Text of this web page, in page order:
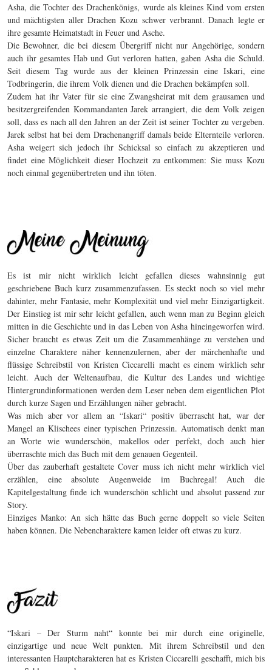
Asha, die Tochter des Drachenkönigs, wurde als kleines Kind vom ersten
und mächtigsten aller Drachen Kozu schwer verbrannt. Danach legte er
ihre gesamte Heimatstadt in Feuer und Asche.
Die Bewohner, die bei diesem Übergriff nicht nur Angehörige, sondern
auch ihr gesamtes Hab und Gut verloren hatten, gaben Asha die Schuld.
Seit diesem Tag wurde aus der kleinen Prinzessin eine Iskari, eine
Todbringerin, die ihrem Volk dienen und die Drachen bekämpfen soll.
Zudem hat ihr Vater für sie eine Zwangsheirat mit dem grausamen und
besitzergreifenden Kommandanten Jarek arrangiert, die dem Volk zeigen
soll, dass es nach all den Jahren an der Zeit ist seiner Tochter zu vergeben.
Jarek selbst hat bei dem Drachenangriff damals beide Elternteile verloren.
Asha weigert sich jedoch ihr Schicksal so einfach zu akzeptieren und
findet eine Möglichkeit dieser Hochzeit zu entkommen: Sie muss Kozu
noch einmal gegenübertreten und ihn töten.
Es ist mir nicht wirklich leicht gefallen dieses wahnsinnig gut
geschriebene Buch kurz zusammenzufassen. Es steckt noch so viel mehr
dahinter, mehr Fantasie, mehr Komplexität und viel mehr Einzigartigkeit.
Der Einstieg ist mir sehr leicht gefallen, auch wenn man zu Beginn gleich
mitten in die Geschichte und in das Leben von Asha hineingeworfen wird.
Sicher braucht es etwas Zeit um die Zusammenhänge zu verstehen und
einzelne Charaktere näher kennenzulernen, aber der märchenhafte und
flüssige Schreibstil von Kristen Ciccarelli macht es einem wirklich sehr
leicht. Auch der Weltenaufbau, die Kultur des Landes und wichtige
Hintergrundinformationen werden dem Leser neben dem eigentlichen Plot
durch kurze Sagen und Erzählungen näher gebracht.
Was mich aber vor allem an “Iskari“ positiv überrascht hat, war der
Mangel an Klischees einer typischen Prinzessin. Automatisch denkt man
an Worte wie wunderschön, makellos oder perfekt, doch auch hier
überraschte mich das Buch mit dem genauen Gegenteil.
Über das zauberhaft gestaltete Cover muss ich nicht mehr wirklich viel
erzählen, eine absolute Augenweide im Buchregal! Auch die
Kapitelgestaltung finde ich wunderschön schlicht und absolut passend zur
Story.
Einziges Manko: An sich hätte das Buch gerne doppelt so viele Seiten
haben können. Die Nebencharaktere kamen leider oft etwas zu kurz.
“Iskari – Der Sturm naht“ konnte bei mir durch eine originelle,
einzigartige und neue Welt punkten. Mit ihrem Schreibstil und den
interessanten Hauptcharakteren hat es Kristen Ciccarelli geschafft, mich bis